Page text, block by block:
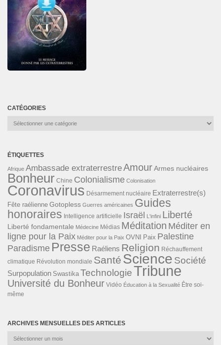
CATÉGORIES
Catégories
ÉTIQUETTES
Afrique Ambassade extraterrestreAmourArmes nucléaires
Bonheur Chine Colonialisme Colonisation
Coronavirus Désarmement nucléaire Extraterrestre(s)
Fête raélienne Gotopless Guerres américaines Guides
honoraires Intelligence artificielle Israël L'infini Liberté
Liberté fondamentale Médecine Médias Méditation Méditer en
ligne pour la Paix Méditer pour la Paix OVNI Paix Palestine
Paradisme Presse Raéliens Religion Réchauffement
climatique Révolution mondiale Santé Science Société
Surpopulation Swastika TechnologieTribune
Université du Bonheur Vidéo Éducation à la Sexualité Être soi-
même
ARCHIVES MENSUELLES DES ARTICLES
Archives